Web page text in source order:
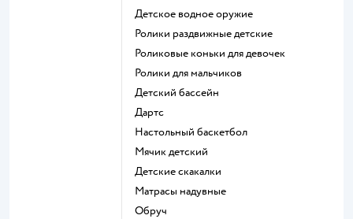
Детское водное оружие
Ролики раздвижные детские
Роликовые коньки для девочек
Ролики для мальчиков
Детский бассейн
Дартс
Настольный баскетбол
Мячик детский
Детские скакалки
Матрасы надувные
Обруч